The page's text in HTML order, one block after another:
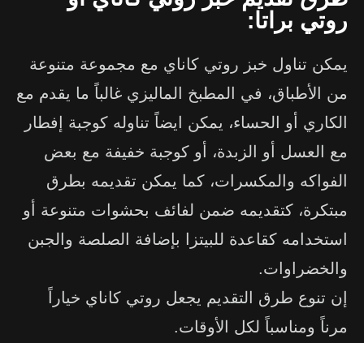
روتي براتا:
يمكن تناول خبز روتي كاناي مع مجموعة متنوعة
من الأطباق، في المطبخ الماليزي غالباً ما يقدم مع
الكاري أو الحساء، يمكن ايضاً تناوله كوجبة إفطار
مع العسل أو الزبدة، أو كوجبة خفيفة مع بعض
الفواكه والمكسرات، كما يمكن تقديمه بطرق
مبتكرة، كتقديمه ضمن لفائف بحشوات متنوعة أو
استخدامه كقاعدة للبيتزا بإضافة الصلصة والجبن
والخضراوات.
إن تنوع طرق التقديم يجعل روتي كاناي خياراً
مرناً ومناسباً لكل الأوقات.